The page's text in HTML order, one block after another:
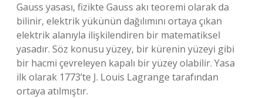
Gauss yasası, fizikte Gauss akı teoremi olarak da
bilinir, elektrik yükünün dağılımını ortaya çıkan
elektrik alanıyla ilişkilendiren bir matematiksel
yasadır. Söz konusu yüzey, bir kürenin yüzeyi gibi
bir hacmi çevreleyen kapalı bir yüzey olabilir. Yasa
ilk olarak 1773’te J. Louis Lagrange tarafından
ortaya atılmıştır.